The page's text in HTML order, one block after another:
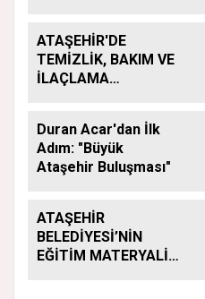
ATAŞEHİR'DE
TEMİZLİK, BAKIM VE
İLAÇLAMA
Duran Acar'dan İlk
Adım: "Büyük
Ataşehir Buluşması"
ATAŞEHİR
BELEDİYESİ’NİN
EĞİTİM MATERYALİ